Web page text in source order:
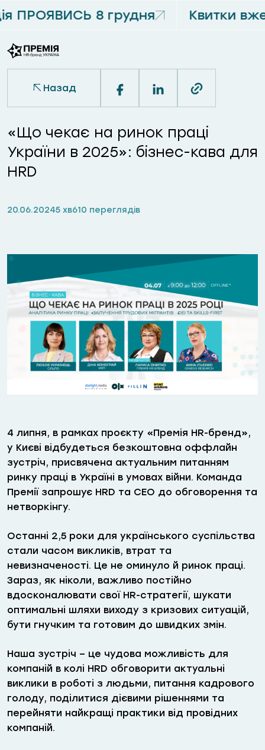
ПРОЯВИСЬ 8 грудня Квитки
Назад
«Що чекає на ринок праці
України в 2025»: бізнес-кава для
HRD
20.06.20245 хв610 переглядів
4 липня, в рамках проєкту «Премія HR-бренд»,
у Києві відбудеться безкоштовна оффлайн
зустріч, присвячена актуальним питанням
ринку праці в Україні в умовах війни. Команда
Премії запрошує HRD та CEO до обговорення та
нетворкінгу.
Останні 2,5 роки для українського суспільства
стали часом викликів, втрат та
невизначеності. Це не оминуло й ринок праці.
Зараз, як ніколи, важливо постійно
вдосконалювати свої HR-стратегії, шукати
оптимальні шляхи виходу з кризових ситуацій,
бути гнучким та готовим до швидких змін.
Наша зустріч – це чудова можливість для
компаній в колі HRD обговорити актуальні
виклики в роботі з людьми, питання кадрового
голоду, поділитися дієвими рішеннями та
перейняти найкращі практики від провідних
компаній.